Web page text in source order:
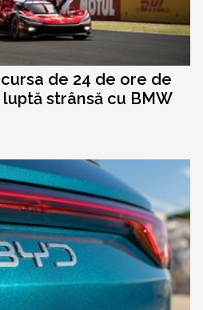
de 24 de ore de
strânsă cu BMW